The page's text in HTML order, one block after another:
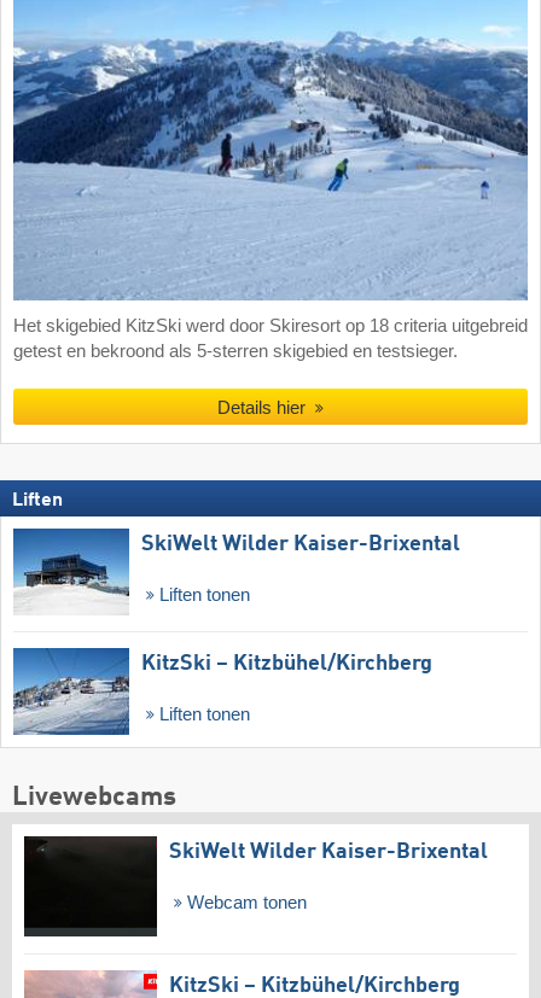
Het skigebied KitzSki werd door Skiresort op 18 criteria uitgebreid
getest en bekroond als 5-sterren skigebied en testsieger.
Details hier
Liften
SkiWelt Wilder Kaiser-Brixental
Liften tonen
KitzSki – Kitzbühel/​Kirchberg
Liften tonen
Livewebcams
SkiWelt Wilder Kaiser-Brixental
Webcam tonen
KitzSki – Kitzbühel/​Kirchberg